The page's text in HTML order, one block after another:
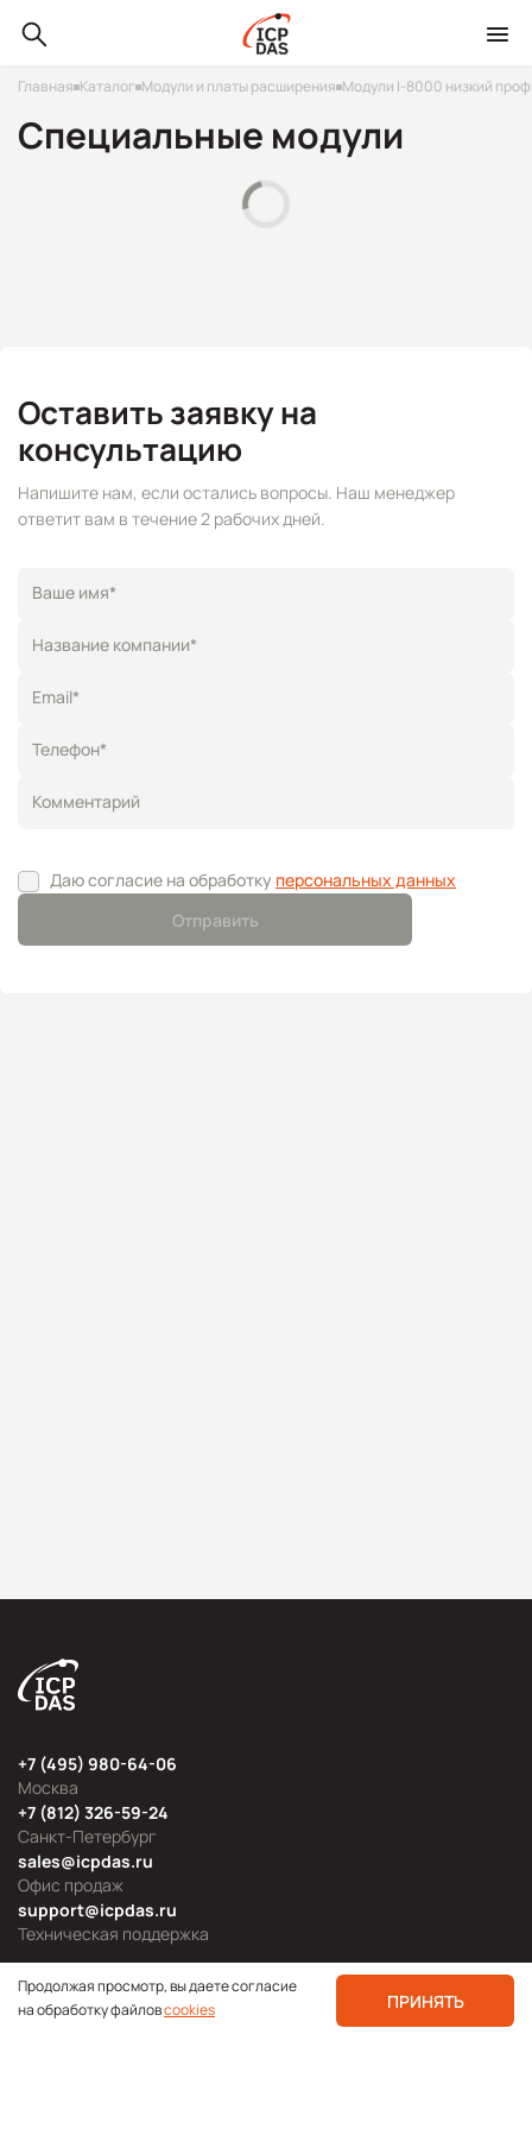
Главная Каталог Модули и платы расширения Модули I-8000 низкий
Специальные модули
Оставить заявку на
консультацию
Напишите нам, если остались вопросы. Наш менеджер
ответит вам в течение 2 рабочих дней.
Ваше имя*
Название компании*
Телефон*
Email*
Комментарий
Даю согласие на обработку персональных данных
Отправить
Москва
+7 (495) 980-64-06
Офис продаж
sales@icpdas.ru
Санкт-Петербург
+7 (812) 326-59-24
Техническая поддержка
support@icpdas.ru
Продолжая просмотр, вы даете согласие
на обработку файловcookies ПРИНЯТЬ